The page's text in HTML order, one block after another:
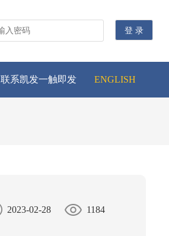
联系凯发一触即发 ENGLISH
2023-02-28 1184